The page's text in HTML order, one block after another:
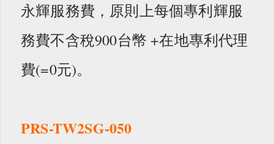
永輝服務費，原則上每個專利輝服
務費不含稅900台幣 +在地專利代理
費(=0元)。
PRS-TW2SG-050